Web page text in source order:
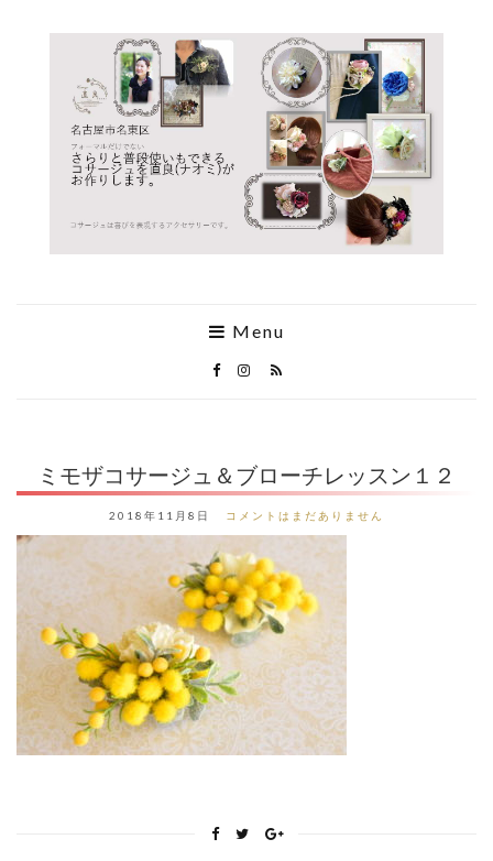
Menu
ミモザコサージュ＆ブローチレッスン１２
2018年11月8日 コメントはまだありません